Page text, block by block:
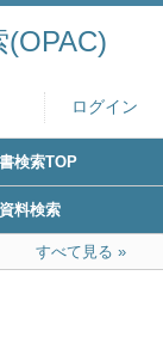
ログイン
検索TOP
資料検索
すべて見る